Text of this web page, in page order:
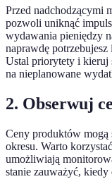
Przed nadchodzącymi
pozwoli uniknąć
wydawania pieniędzy
naprawdę
Ustal priorytety i kieruj
na nieplanowane
2. Obserwuj
Ceny produktów mogą
okresu. Warto
umożliwiają
stanie zauważyć,